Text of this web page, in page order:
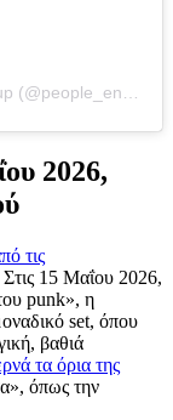
2026,
τις
Στις 15 Μαΐου 2026,
punk», η
set, όπου
βαθιά
τα όρια της
όπως την